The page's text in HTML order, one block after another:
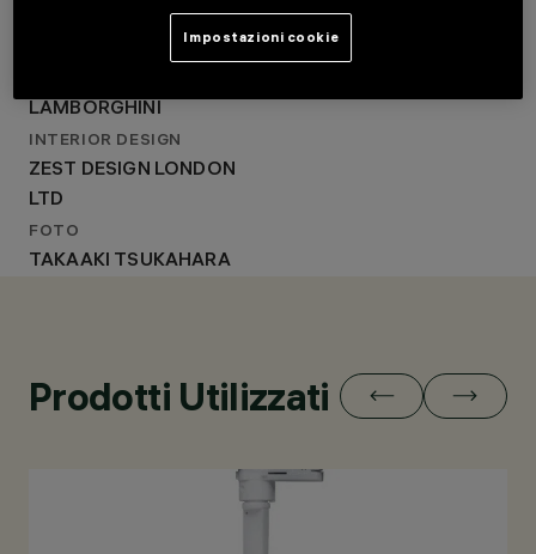
LAMBORGHINI
INTERIOR DESIGN
ZEST DESIGN LONDON
LTD
FOTO
TAKAAKI TSUKAHARA
Prodotti Utilizzati
Impostazioni cookie